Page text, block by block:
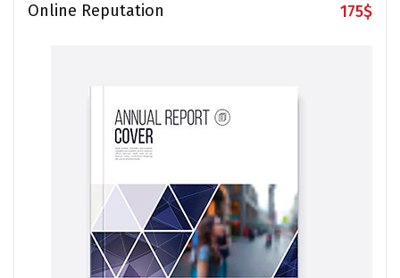
Online Reputation 175$